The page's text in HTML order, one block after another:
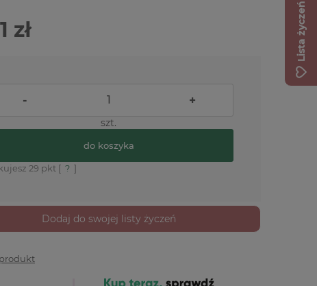
zł
- +
szt.
do koszyka
29 pkt [ ? ]
Dodaj do swojej listy życzeń
Lista życzeń